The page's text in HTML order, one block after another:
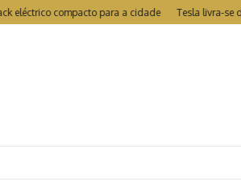
compacto para a cidade Tesla livra-se de